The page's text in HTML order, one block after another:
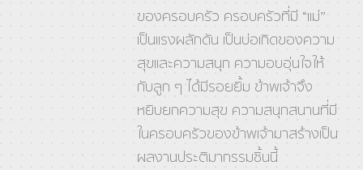
ของครอบครัว ครอบครัวที่มี “แม่”
เป็นแรงผลักดัน เป็นบ่อเกิดของความ
สุขและความสนุก ความอบอุ่นใจให้
กับลูก ๆ ได้มีรอยยิ้ม ข้าพเจ้าจึง
หยิบยกความสุข ความสนุกสนานที่มี
ในครอบครัวของข้าพเจ้ามาสร้างเป็น
ผลงานประติมากรรมชิ้นนี้